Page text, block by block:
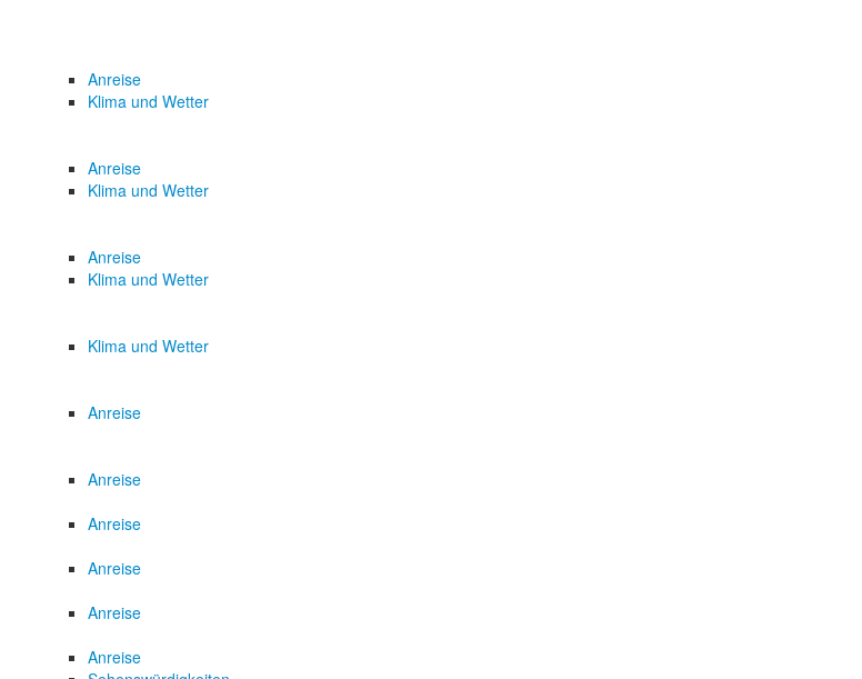
Anreise
Klima und Wetter
Anreise
Klima und Wetter
Anreise
Klima und Wetter
Klima und Wetter
Anreise
Anreise
Anreise
Anreise
Anreise
Anreise